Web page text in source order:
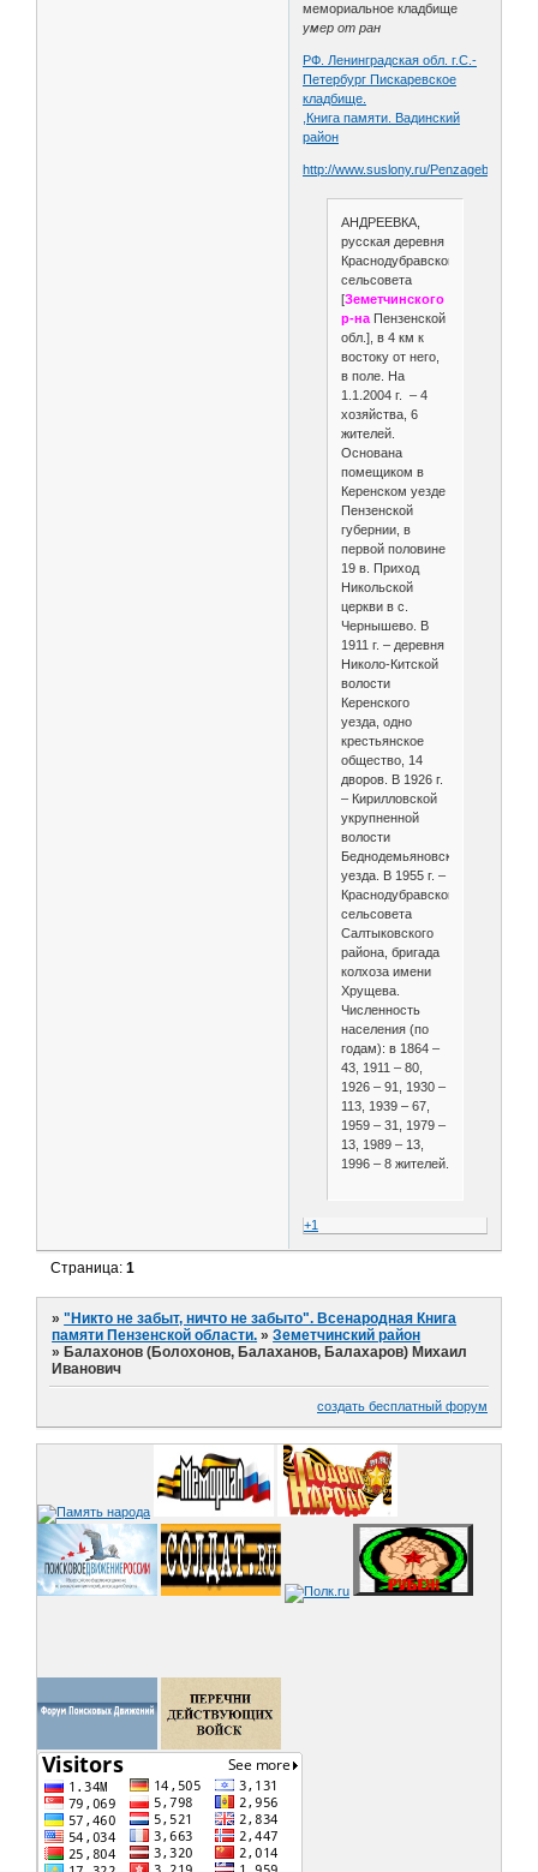
мемориальное кладбище
умер от ран
РФ. Ленинградская обл. г.С.-
Петербург Пискаревское
кладбище.
,Книга памяти. Вадинский
район
http://www.suslony.ru/Penzagebiet/
АНДРЕЕВКА,
русская деревня
Краснодубравского
сельсовета
[Земетчинского
р-наПензенской
обл.], в 4 км к
востоку от него,
в поле. На
1.1.2004 г. – 4
хозяйства, 6
жителей.
Основана
помещиком в
Керенском уезде
Пензенской
губернии, в
первой половине
19 в. Приход
Никольской
церкви в с.
Чернышево. В
1911 г. – деревня
Николо-Китской
волости
Керенского
уезда, одно
крестьянское
общество, 14
дворов. В 1926 г.
– Кирилловской
укрупненной
волости
Беднодемьяновского
уезда. В 1955 г. –
Краснодубравского
сельсовета
Салтыковского
района, бригада
колхоза имени
Хрущева.
Численность
населения (по
годам): в 1864 –
43, 1911 – 80,
1926 – 91, 1930 –
113, 1939 – 67,
1959 – 31, 1979 –
13, 1989 – 13,
1996 – 8 жителей.
+1
Страница:1
»"Никто не забыт, ничто не забыто". Всенародная Книга
памяти Пензенской области. »Земетчинский район
»Балахонов (Болохонов, Балаханов, Балахаров) Михаил
Иванович
создать бесплатный форум